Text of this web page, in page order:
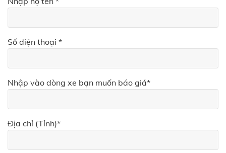
Số điện thoại *
Nhập vào dòng xe bạn muốn báo giá*
Địa chỉ (Tỉnh)*